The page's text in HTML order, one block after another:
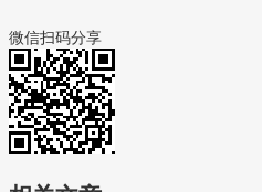
微信扫码分享